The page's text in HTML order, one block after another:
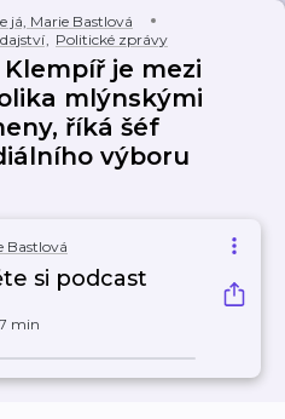
já, Marie Bastlová
, Politické zprávy
je mezi
mlýnskými
říká šéf
výboru
Bastlová
si podcast
min